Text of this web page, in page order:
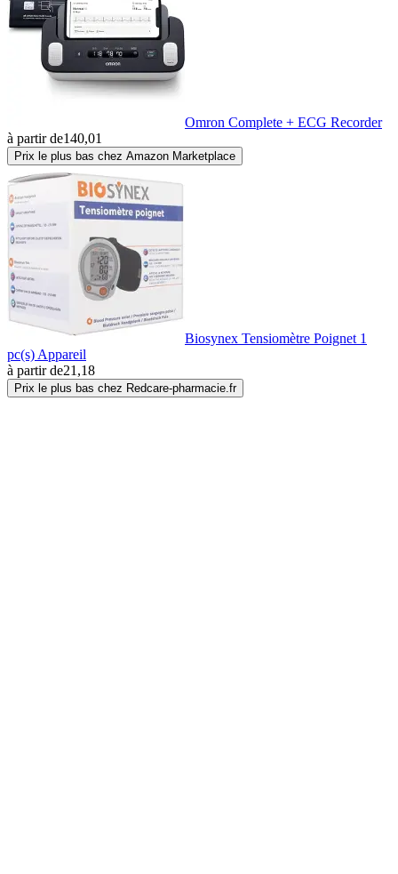
Omron Complete + ECG Recorder
à partir de140,01
Prix le plus bas chez Amazon Marketplace
Biosynex Tensiomètre Poignet 1
pc(s) Appareil
à partir de21,18
Prix le plus bas chez Redcare-pharmacie.fr